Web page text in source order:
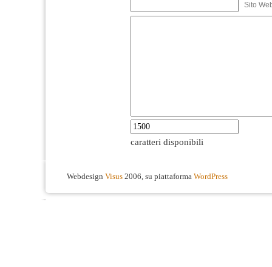
Sito
caratteri disponibili
Webdesign Visus 2006, su piattaforma WordPress